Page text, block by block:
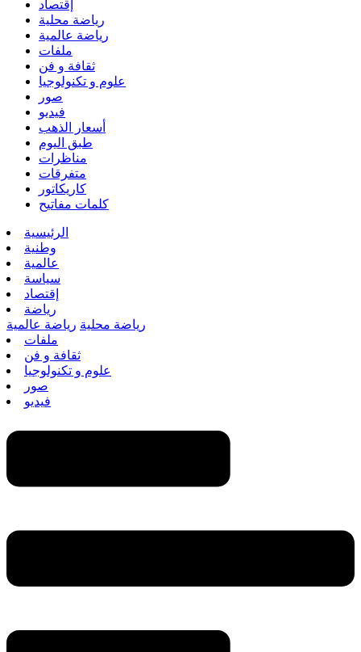
إقتصاد
رياضة محلية
رياضة عالمية
ملفات
ثقافة و فن
علوم و تكنولوجيا
صور
فيديو
أسعار الذهب
طبق اليوم
مناظرات
متفرقات
كاريكاتور
كلمات مفاتيح
الرئيسية
وطنية
عالمية
سياسة
إقتصاد
رياضة
رياضة محلية رياضة عالمية
ملفات
ثقافة و فن
علوم و تكنولوجيا
صور
فيديو